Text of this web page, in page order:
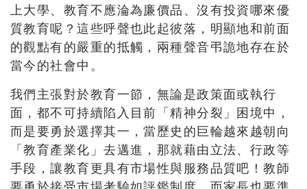
上大學、教育不應淪為廉價品、沒有投資哪來優
質教育呢？這些呼聲也此起彼落，明顯地和前面
的觀點有的嚴重的抵觸，兩種聲音弔詭地存在於
當今的社會中。
我們主張對於教育一節，無論是政策面或執行
面，都不可持續陷入目前「精神分裂」困境中，
而是要勇於選擇其一，當歷史的巨輪越來越朝向
「教育產業化」去邁進，那就藉由立法、行政等
手段，讓教育更具有市場性與服務品質吧！教師